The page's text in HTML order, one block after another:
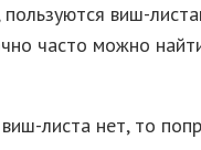
пользуются виш-
часто можно
листа нет, то